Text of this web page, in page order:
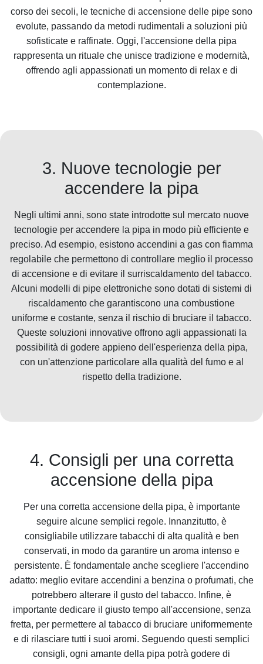
corso dei secoli, le tecniche di accensione delle pipe sono
evolute, passando da metodi rudimentali a soluzioni più
sofisticate e raffinate. Oggi, l'accensione della pipa
rappresenta un rituale che unisce tradizione e modernità,
offrendo agli appassionati un momento di relax e di
contemplazione.
3. Nuove tecnologie per
accendere la pipa
Negli ultimi anni, sono state introdotte sul mercato nuove
tecnologie per accendere la pipa in modo più efficiente e
preciso. Ad esempio, esistono accendini a gas con fiamma
regolabile che permettono di controllare meglio il processo
di accensione e di evitare il surriscaldamento del tabacco.
Alcuni modelli di pipe elettroniche sono dotati di sistemi di
riscaldamento che garantiscono una combustione
uniforme e costante, senza il rischio di bruciare il tabacco.
Queste soluzioni innovative offrono agli appassionati la
possibilità di godere appieno dell'esperienza della pipa,
con un'attenzione particolare alla qualità del fumo e al
rispetto della tradizione.
4. Consigli per una corretta
accensione della pipa
Per una corretta accensione della pipa, è importante
seguire alcune semplici regole. Innanzitutto, è
consigliabile utilizzare tabacchi di alta qualità e ben
conservati, in modo da garantire un aroma intenso e
persistente. È fondamentale anche scegliere l'accendino
adatto: meglio evitare accendini a benzina o profumati, che
potrebbero alterare il gusto del tabacco. Infine, è
importante dedicare il giusto tempo all'accensione, senza
fretta, per permettere al tabacco di bruciare uniformemente
e di rilasciare tutti i suoi aromi. Seguendo questi semplici
consigli, ogni amante della pipa potrà godere di